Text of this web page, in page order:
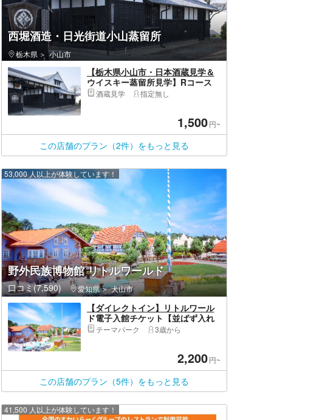
西堀酒造・日光街道小山蒸留所
栃木県 小山市
【栃木県小山市・日本酒蔵見学＆
ウイスキー蒸留所見学】Rコース
酒蔵見学 指定無し
1,500円~
この店舗のプラン（2件）をもっと見る
島・晴海
野外民族博物館 リトルワールド
口コミ(7,590) 愛知県 犬山市
53,000 人以上が体験しています！
【ダイレクトイン】リトルワール
ド電子入館チケット【並ばず入れ
る】テーマパーク 3歳から
2,200円~
この店舗のプラン（5件）をもっと見る
41,500 人以上が体験しています！